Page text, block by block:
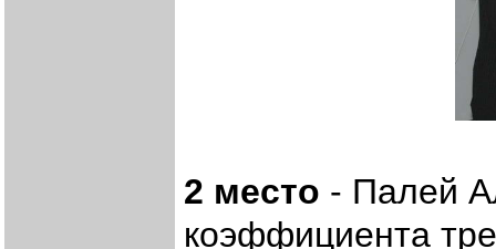
2 место - Палей
коэффициента